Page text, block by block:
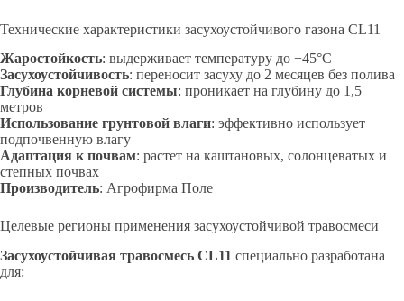
Технические характеристики засухоустойчивого газона CL11
Жаростойкость: выдерживает температуру до +45°С
Засухоустойчивость: переносит засуху до 2 месяцев без полива
Глубина корневой системы: проникает на глубину до 1,5
метров
Использование грунтовой влаги: эффективно использует
подпочвенную влагу
Адаптация к почвам: растет на каштановых, солонцеватых и
степных почвах
Производитель: Агрофирма Поле
Целевые регионы применения засухоустойчивой травосмеси
Засухоустойчивая травосмесь CL11 специально разработана
для: